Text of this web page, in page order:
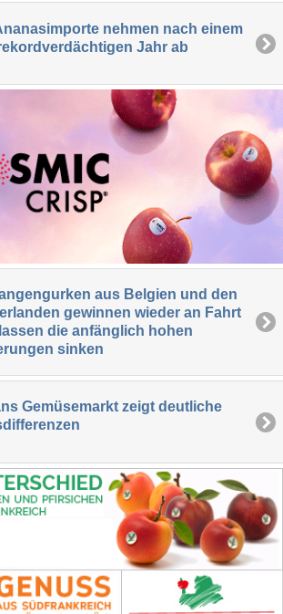
nehmen nach einem
Jahr ab
aus Belgien und den
gewinnen wieder an Fahrt
die anfänglich hohen
sinken
Gemüsemarkt zeigt deutliche